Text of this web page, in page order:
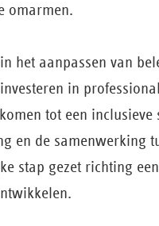
omarmen.
het aanpassen van
in
tot een
en de samenwerking
stap gezet richting